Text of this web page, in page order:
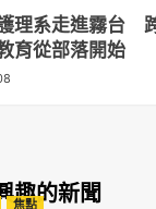
理系走進霧台
育從部落開始
趣的新聞
焦點